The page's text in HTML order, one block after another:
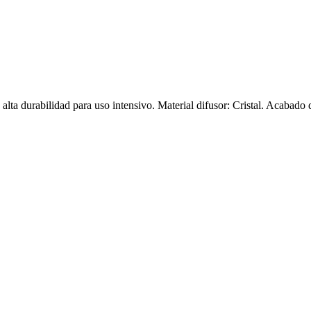
durabilidad para uso intensivo. Material difusor: Cristal. Acabado